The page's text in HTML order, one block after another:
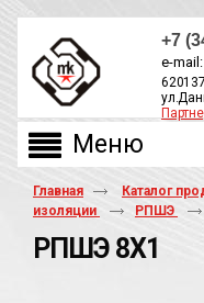
+7
e-mail:
Главная Каталог
изоляции
РПШЭ
РПШЭ 8Х1